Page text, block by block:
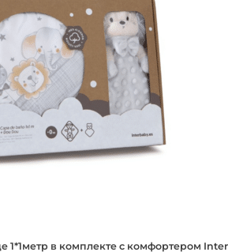
1*1метр в комплекте с комфортером